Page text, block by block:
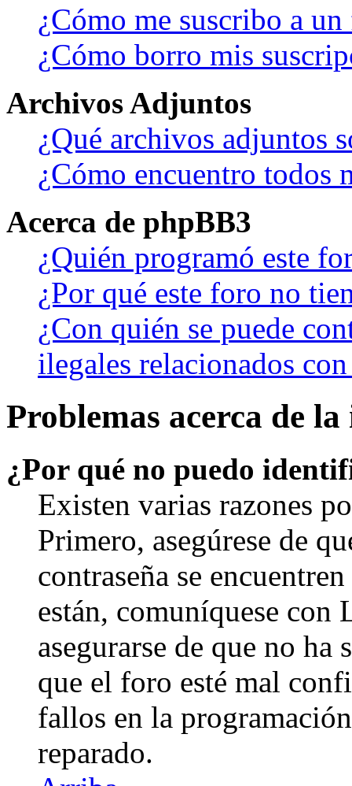
¿Cómo me suscribo a
¿Cómo borro mis
Archivos Adjuntos
¿Qué archivos adjuntos
¿Cómo encuentro todos
Acerca de phpBB3
¿Quién programó este
¿Por qué este foro no
¿Con quién se puede
ilegales relacionados
Problemas acerca de
¿Por qué no puedo
Existen varias razones
Primero, asegúrese de
contraseña se
están, comuníquese
asegurarse de que no
que el foro esté mal
fallos en la
reparado.